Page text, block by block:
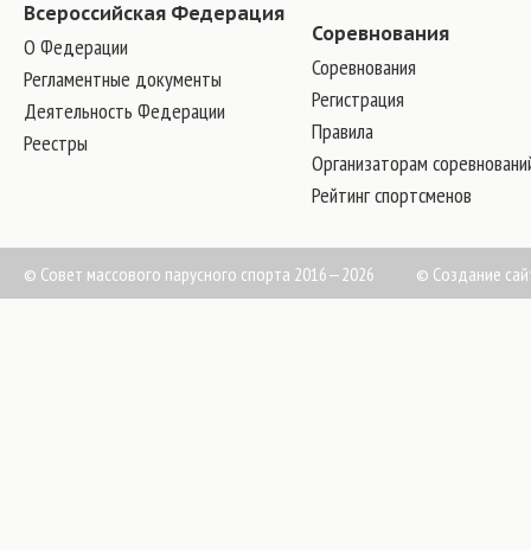
Всероссийская Федерация
О Федерации
Регламентные документы
Деятельность Федерации
Реестры
Соревнования
Соревнования
Регистрация
Правила
Организаторам
Рейтинг спортсменов
© Совет массового парусного спорта 2016—2026 © Создание